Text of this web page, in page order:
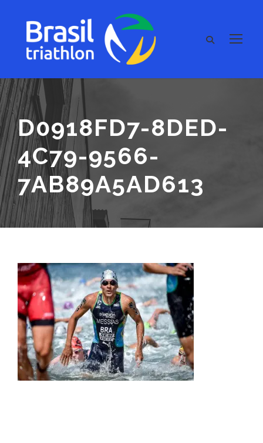
D0918FD7-8DED-
4C79-9566-
7AB89A5AD613